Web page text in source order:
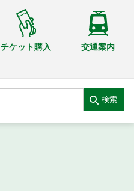
チケット購入 交通案内
検索